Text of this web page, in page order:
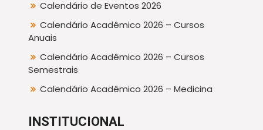
Calendário de Eventos 2026
Calendário Acadêmico 2026 – Cursos
Anuais
Calendário Acadêmico 2026 – Cursos
Semestrais
Calendário Acadêmico 2026 – Medicina
INSTITUCIONAL